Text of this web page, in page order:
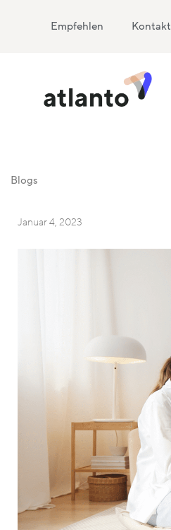
Empfehlen Kontakt
Blogs
Januar 4, 2023